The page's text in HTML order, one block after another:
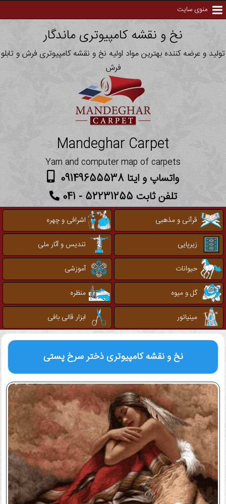
منوی سایت
نخ و نقشه کامپیوتری ماندگار
تولید و عرضه کننده بهترین مواد اولیه نخ و نقشه کامپیوتری فرش و تابلو
فرش
Mandeghar Carpet
Yarn and computer map of carpets
واتساپ و ایتا 09149655538
تلفن ثابت 52231255 - 041
قرآنی و مذهبی
اشرافی و چهره
زیرپایی
تندیس و آثار ملی
حیوانات
آموزشی
گل و میوه
منظره
مینیاتور
ابزار قالی بافی
نخ و نقشه کامپیوتریذختر سرخ پستی